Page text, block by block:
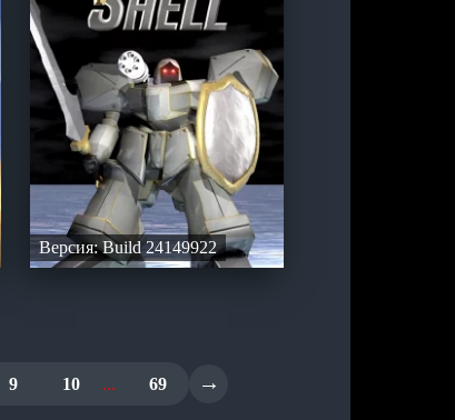
Версия: Build 24149922
9 10 ... 69 →